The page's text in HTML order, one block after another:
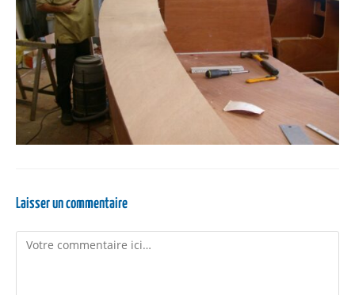
Laisser un commentaire